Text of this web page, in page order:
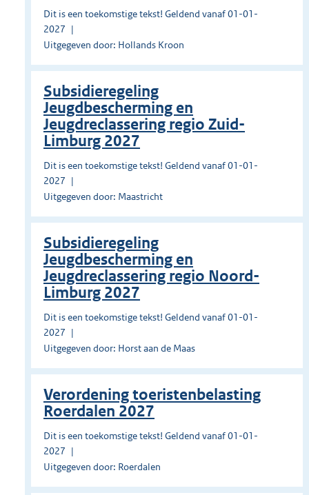
Dit is een toekomstige tekst! Geldend vanaf 01-01-
2027
Uitgegeven door: Hollands Kroon
Subsidieregeling
Jeugdbescherming en
Jeugdreclassering regio Zuid-
Limburg 2027
Dit is een toekomstige tekst! Geldend vanaf 01-01-
2027
Uitgegeven door: Maastricht
Subsidieregeling
Jeugdbescherming en
Jeugdreclassering regio Noord-
Limburg 2027
Dit is een toekomstige tekst! Geldend vanaf 01-01-
2027
Uitgegeven door: Horst aan de Maas
Verordening toeristenbelasting
Roerdalen 2027
Dit is een toekomstige tekst! Geldend vanaf 01-01-
2027
Uitgegeven door: Roerdalen